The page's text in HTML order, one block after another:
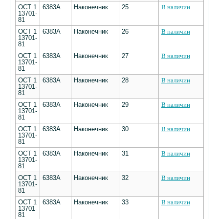
ОСТ 1
13701-
81
6383А Наконечник 25 В наличии
ОСТ 1
13701-
81
6383А Наконечник 26 В наличии
ОСТ 1
13701-
81
6383А Наконечник 27 В наличии
ОСТ 1
13701-
81
6383А Наконечник 28 В наличии
ОСТ 1
13701-
81
6383А Наконечник 29 В наличии
ОСТ 1
13701-
81
6383А Наконечник 30 В наличии
ОСТ 1
13701-
81
6383А Наконечник 31 В наличии
ОСТ 1
13701-
81
6383А Наконечник 32 В наличии
ОСТ 1
13701-
81
6383А Наконечник 33 В наличии